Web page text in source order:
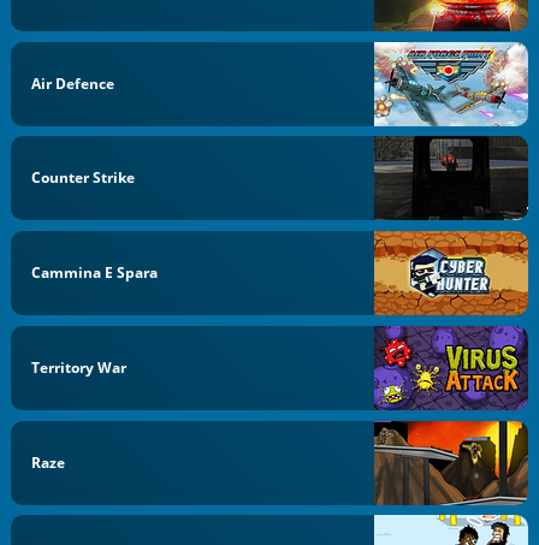
Air Defence
Counter Strike
Cammina E Spara
Territory War
Raze